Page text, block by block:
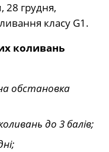
грудня,
класу G1.
коливань
обстановка
до 3 балів;